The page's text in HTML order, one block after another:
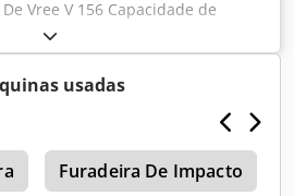
Vree V 156 Capacidade de
automático de
automático de selagem de
Ahrsk Em excelente estado,
da produção!!!
usadas
Furadeira De Impacto